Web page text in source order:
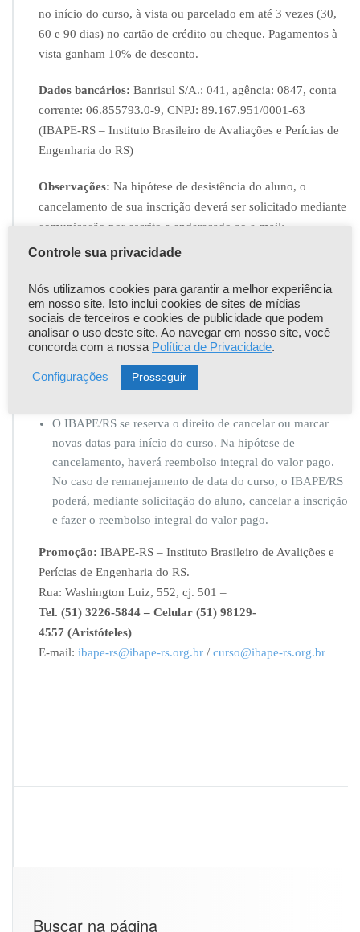
no início do curso, à vista ou parcelado em até 3 vezes (30,
60 e 90 dias) no cartão de crédito ou cheque. Pagamentos à
vista ganham 10% de desconto.
Dados bancários: Banrisul S/A.: 041, agência: 0847, conta
corrente: 06.855793.0-9, CNPJ: 89.167.951/0001-63
(IBAPE-RS – Instituto Brasileiro de Avaliações e Perícias de
Engenharia do RS)
Observações: Na hipótese de desistência do aluno, o
cancelamento de sua inscrição deverá ser solicitado mediante
comunicação por escrito e endereçado ao e-mail:
curso@ibape-rs.org.br
e ficará sujeito às seguintes
Será deduzida, a título de despesas administrativas e
financeiras, a quantia correspondente 20% do valor do
curso;
Para cancelamentos após o inicio das aulas, não haverá
O IBAPE/RS se reserva o direito de cancelar ou marcar
novas datas para início do curso. Na hipótese de
cancelamento, haverá reembolso integral do valor pago.
No caso de remanejamento de data do curso, o IBAPE/RS
poderá, mediante solicitação do aluno, cancelar a inscrição
e fazer o reembolso integral do valor pago.
Promoção: IBAPE-RS – Instituto Brasileiro de Avalições e
Perícias de Engenharia do RS.
Rua: Washington Luiz, 552, cj. 501 –
Tel. (51) 3226-5844 – Celular (51) 98129-
4557 (Aristóteles)
E-mail: ibape-rs@ibape-rs.org.br / curso@ibape-rs.org.br
Buscar na página
Controle sua privacidade
Nós utilizamos cookies para garantir a melhor experiência
em nosso site. Isto inclui cookies de sites de mídias
sociais de terceiros e cookies de publicidade que podem
analisar o uso deste site. Ao navegar em nosso site, você
concorda com a nossa Política de Privacidade.
Configurações Prosseguir